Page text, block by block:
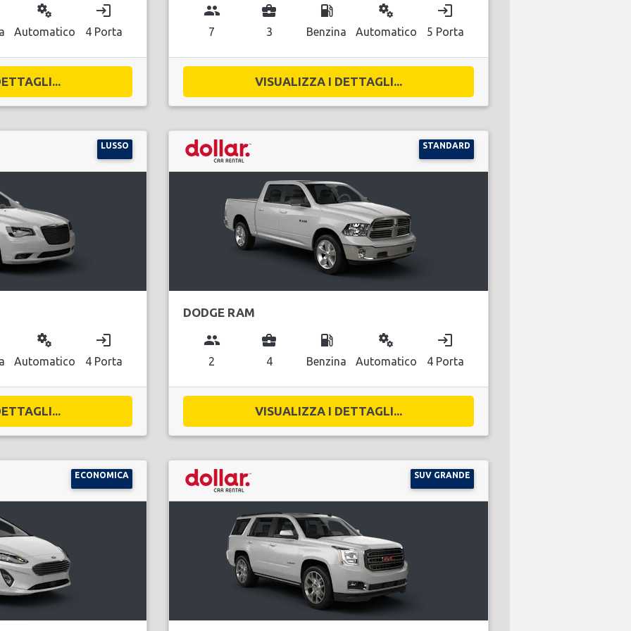
miscellaneous_services
Automatico
login
4 Porta
group
7
business_center
3
local_gas_station
Benzina
miscellaneous_services
Automatico
login
5 Porta
VISUALIZZA I DETTAGLI...
LUSSO
miscellaneous_services
Automatico
login
4 Porta
STANDARD
DODGE RAM
group
2
business_center
4
local_gas_station
Benzina
miscellaneous_services
Automatico
login
4 Porta
VISUALIZZA I DETTAGLI...
ECONOMICA SUV GRANDE